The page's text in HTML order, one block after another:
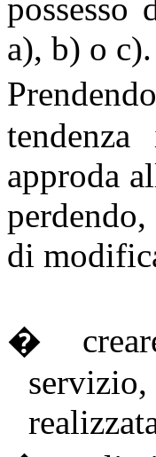
a), b) o c).
approda
di
�